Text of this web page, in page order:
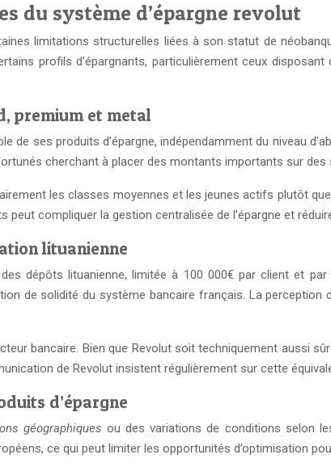
du système d’épargne revolut
limitations structurelles liées à son statut de
profils d’épargnants, particulièrement ceux
premium et metal
de ses produits d’épargne, indépendamment du niveau
cherchant à placer des montants importants sur
les classes moyennes et les jeunes actifs plutôt
compliquer la gestion centralisée de l’épargne et
lituanienne
dépôts lituanienne, limitée à 100 000€ par client et
de solidité du système bancaire français. La
bancaire. Bien que Revolut soit techniquement aussi
de Revolut insistent régulièrement sur cette
d’épargne
géographiques ou des variations de conditions selon
ce qui peut limiter les opportunités d’optimisation